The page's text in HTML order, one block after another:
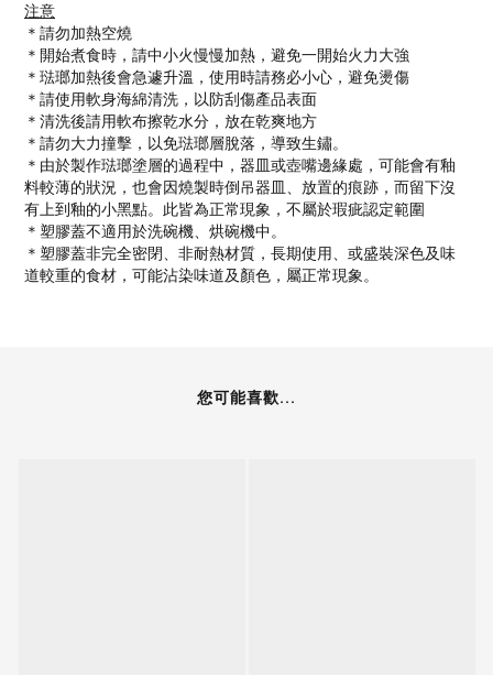
注意
＊請勿加熱空燒
＊開始煮食時，請中小火慢慢加熱，避免一開始火力大強
＊琺瑯加熱後會急遽升溫，使用時請務必小心，避免燙傷
＊請使用軟身海綿清洗，以防刮傷產品表面
＊清洗後請用軟布擦乾水分，放在乾爽地方
＊請勿大力撞擊，以免琺瑯層脫落，導致生鏽。
＊由於製作琺瑯塗層的過程中，器皿或壺嘴邊緣處，可能會有釉
料較薄的狀況，也會因燒製時倒吊器皿、放置的痕跡，而留下沒
有上到釉的小黑點。此皆為正常現象，不屬於瑕疵認定範圍
＊塑膠蓋不適用於洗碗機、烘碗機中。
＊塑膠蓋非完全密閉、非耐熱材質，長期使用、或盛裝深色及味
道較重的食材，可能沾染味道及顏色，屬正常現象。
您可能喜歡...